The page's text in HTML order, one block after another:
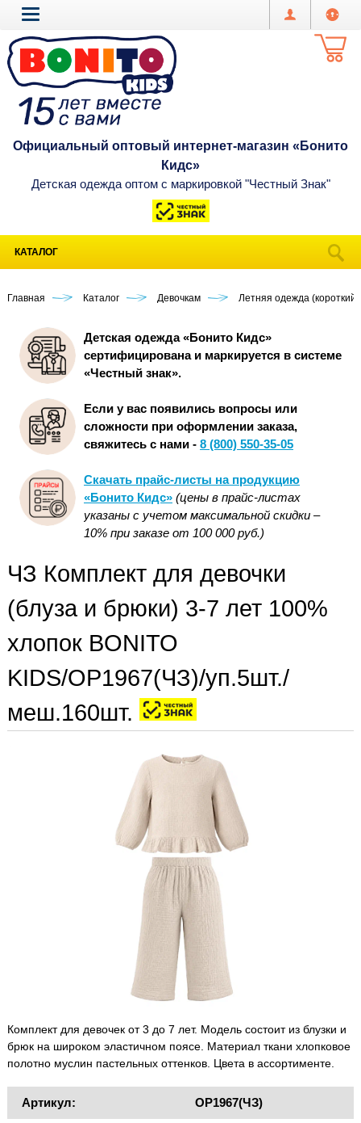
Официальный оптовый интернет-магазин «Бонито
Кидс»
Детская одежда оптом с маркировкой "Честный Знак"
КАТАЛОГ
Главная Каталог Девочкам Летняя одежда (короткий
Детская одежда «Бонито Кидс»
сертифицирована и маркируется в системе
«Честный знак».
Если у вас появились вопросы или
сложности при оформлении заказа,
свяжитесь с нами - 8 (800) 550-35-05
Скачать прайс-листы на продукцию
«Бонито Кидс» (цены в прайс-листах
указаны с учетом максимальной скидки –
10% при заказе от 100 000 руб.)
ЧЗ Комплект для девочки
(блуза и брюки) 3-7 лет 100%
хлопок BONITO
KIDS/OP1967(ЧЗ)/уп.5шт./
меш.160шт.
Комплект для девочек от 3 до 7 лет. Модель состоит из блузки и
брюк на широком эластичном поясе. Материал ткани хлопковое
полотно муслин пастельных оттенков. Цвета в ассортименте.
Артикул: OP1967(ЧЗ)